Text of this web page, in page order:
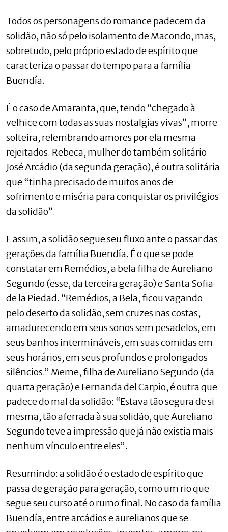
Todos os personagens do romance padecem da
solidão, não só pelo isolamento de Macondo, mas,
sobretudo, pelo próprio estado de espírito que
caracteriza o passar do tempo para a família
Buendía.
É o caso de Amaranta, que, tendo “chegado à
velhice com todas as suas nostalgias vivas”, morre
solteira, relembrando amores por ela mesma
rejeitados. Rebeca, mulher do também solitário
José Arcádio (da segunda geração), é outra solitária
que “tinha precisado de muitos anos de
sofrimento e miséria para conquistar os privilégios
da solidão”.
E assim, a solidão segue seu fluxo ante o passar das
gerações da família Buendía. É o que se pode
constatar em Remédios, a bela filha de Aureliano
Segundo (esse, da terceira geração) e Santa Sofia
de la Piedad. “Remédios, a Bela, ficou vagando
pelo deserto da solidão, sem cruzes nas costas,
amadurecendo em seus sonos sem pesadelos, em
seus banhos intermináveis, em suas comidas em
seus horários, em seus profundos e prolongados
silêncios.” Meme, filha de Aureliano Segundo (da
quarta geração) e Fernanda del Carpio, é outra que
padece do mal da solidão: “Estava tão segura de si
mesma, tão aferrada à sua solidão, que Aureliano
Segundo teve a impressão que já não existia mais
nenhum vínculo entre eles”.
Resumindo: a solidão é o estado de espírito que
passa de geração para geração, como um rio que
segue seu curso até o rumo final. No caso da família
Buendía, entre arcádios e aurelianos que se